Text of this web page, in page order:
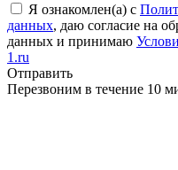
Я ознакомлен(а) с
данных, даю согласие на
данных и принимаю
1.ru
Отправить
Перезвоним в течение 10